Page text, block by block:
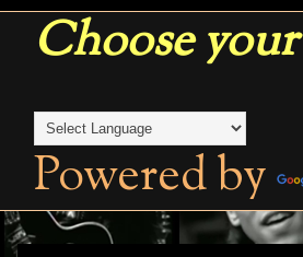
Choose
Powered by